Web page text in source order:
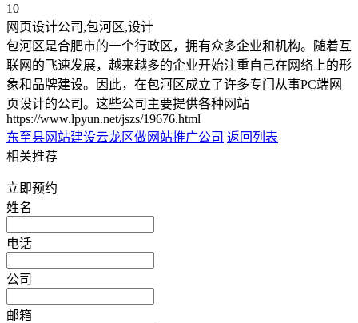
10
网页设计公司,包河区,设计
包河区是合肥市的一个行政区，拥有众多企业和机构。随着互
联网的飞速发展，越来越多的企业开始注重自己在网络上的形
象和品牌建设。因此，在包河区成立了许多专门从事PC端网
页设计的公司。这些公司主要提供各种网站
https://www.lpyun.net/jszs/19676.html
东至县网站建设云龙区做网站推广公司 返回列表
相关推荐
立即预约
姓名
电话
公司
邮箱